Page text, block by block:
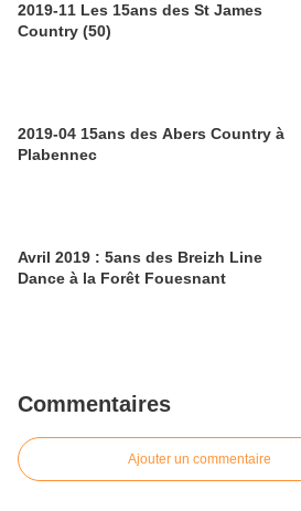
2019-11 Les 15ans des St James
Country (50)
2019-04 15ans des Abers Country à
Plabennec
Avril 2019 : 5ans des Breizh Line
Dance à la Forêt Fouesnant
Commentaires
Ajouter un commentaire